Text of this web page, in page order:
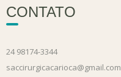
CONTATO
24 98174-3344
saccirurgicacarioca@gmail.com